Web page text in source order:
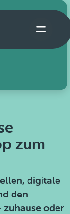
you get the
zum
digitale
den
oder